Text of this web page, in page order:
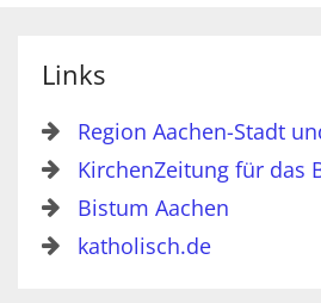
Links
Region Aachen-Stadt
KirchenZeitung für das
Bistum Aachen
katholisch.de